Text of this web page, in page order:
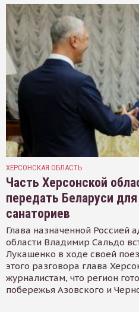
ХЕРСОНСКАЯ ОБЛАСТЬ
Часть Херсонской
передать Беларуси
санаториев
Глава назначенной Россией
области Владимир Сальдо
Лукашенко в ходе своей
этого разговора глава
журналистам, что регион
побережья Азовского и